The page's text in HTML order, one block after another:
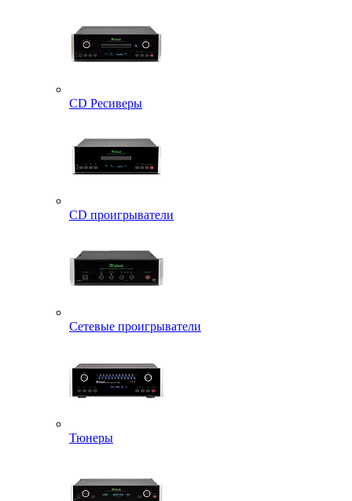
CD Ресиверы
CD проигрыватели
Сетевые проигрыватели
Тюнеры